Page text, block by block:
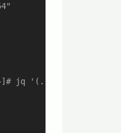
02 ~]# jq '(.[] |